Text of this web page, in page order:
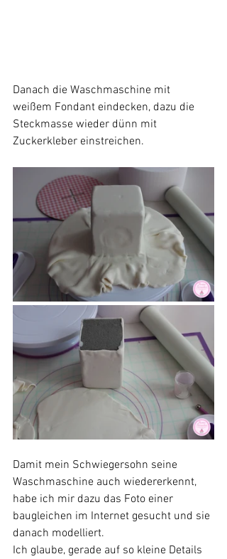
Danach die Waschmaschine mit
weißem Fondant eindecken, dazu die
Steckmasse wieder dünn mit
Zuckerkleber einstreichen.
Damit mein Schwiegersohn seine
Waschmaschine auch wiedererkennt,
habe ich mir dazu das Foto einer
baugleichen im Internet gesucht und sie
danach modelliert.
Ich glaube, gerade auf so kleine Details